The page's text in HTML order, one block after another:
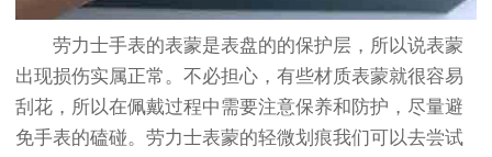
劳力士手表的表蒙是表盘的的保护层，所以说表蒙
出现损伤实属正常。不必担心，有些材质表蒙就很容易
刮花，所以在佩戴过程中需要注意保养和防护，尽量避
免手表的磕碰。劳力士表蒙的轻微划痕我们可以去尝试